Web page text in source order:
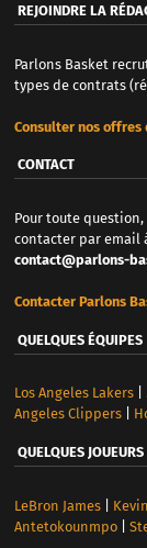
REJOINDRE LA
Parlons Basket
types de contrats
Consulter nos
CONTACT
Pour toute question,
contacter par email
contact@parlons-
Contacter Parlons
QUELQUES ÉQUIPES
Los Angeles Lakers|
Angeles Clippers|
QUELQUES JOUEURS
LeBron James|
Antetokounmpo|